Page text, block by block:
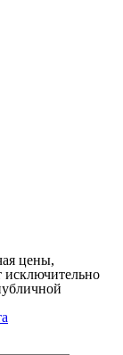
цены,
исключительно